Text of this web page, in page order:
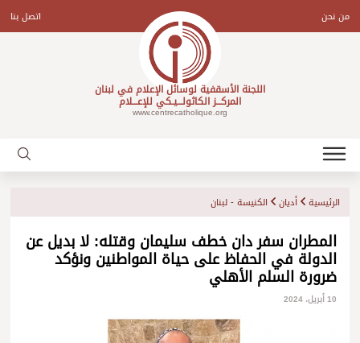
contentمن نحن اتصل بنا
اللجنة الأسقفية لوسائل الإعلام في لبنان
المركـــز الكاثولـــيـكي للإعـــلام
www.centrecatholique.org
الرئيسية أديان الكنيسة - لبنان
المطران سفر دان خطف سليمان وقتله: لا بديل عن
الدولة في الحفاظ على حياة المواطنين ونؤكد
ضرورة السلم الأهلي
10 أبريل، 2024